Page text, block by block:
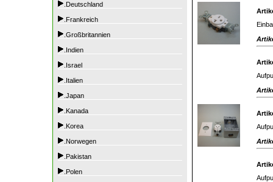
.Deutschland
.Frankreich
.Großbritannien
.Indien
.Israel
.Italien
.Japan
.Kanada
.Korea
.Norwegen
.Pakistan
.Polen